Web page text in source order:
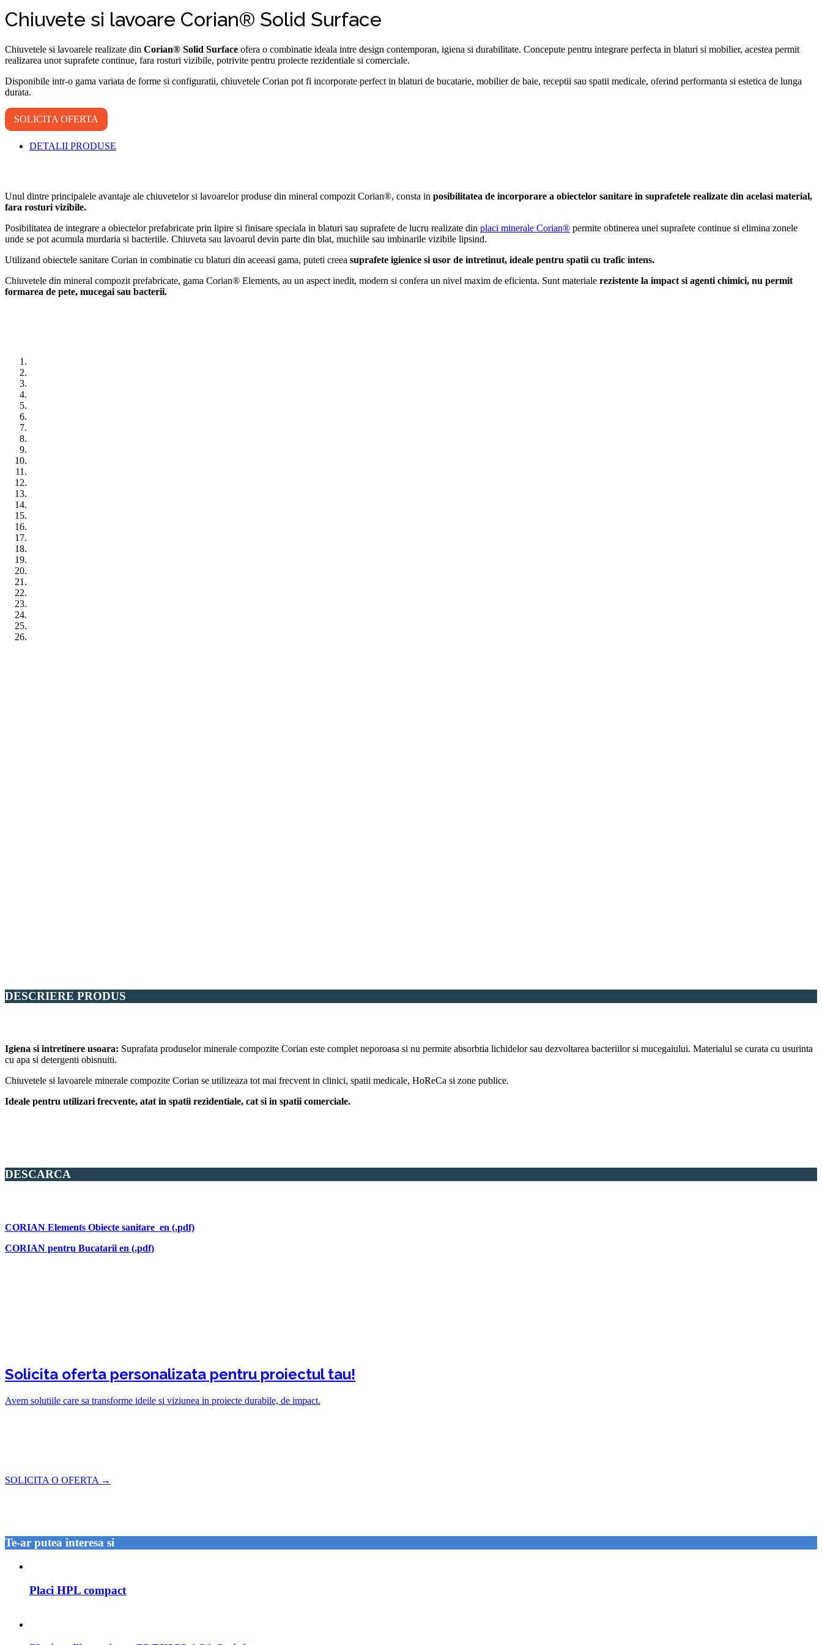
Chiuvete si lavoare Corian® Solid Surface
Chiuvetele si lavoarele realizate din Corian® Solid Surface ofera o combinatie ideala intre design contemporan, igiena si durabilitate. Concepute pentru integrare perfecta in blaturi si mobilier, acestea permit
realizarea unor suprafete continue, fara rosturi vizibile, potrivite pentru proiecte rezidentiale si comerciale.
Disponibile intr-o gama variata de forme si configuratii, chiuvetele Corian pot fi incorporate perfect in blaturi de bucatarie, mobilier de baie, receptii sau spatii medicale, oferind performanta si estetica de lunga
durata.
SOLICITA OFERTA
DETALII PRODUSE
Unul dintre principalele avantaje ale chiuvetelor si lavoarelor produse din mineral compozit Corian®, consta in posibilitatea de incorporare a obiectelor sanitare in suprafetele realizate din acelasi material,
fara rosturi vizibile.
Posibilitatea de integrare a obiectelor prefabricate prin lipire si finisare speciala in blaturi sau suprafete de lucru realizate din placi minerale Corian® permite obtinerea unei suprafete continue si elimina zonele
unde se pot acumula murdaria si bacteriile. Chiuveta sau lavoarul devin parte din blat, muchiile sau imbinarile vizibile lipsind.
Utilizand obiectele sanitare Corian in combinatie cu blaturi din aceeasi gama, puteti creea suprafete igienice si usor de intretinut, ideale pentru spatii cu trafic intens.
Chiuvetele din mineral compozit prefabricate, gama Corian® Elements, au un aspect inedit, modern si confera un nivel maxim de eficienta. Sunt materiale rezistente la impact si agenti chimici, nu permit
formarea de pete, mucegai sau bacterii.
DESCRIERE PRODUS
Igiena si intretinere usoara: Suprafata produselor minerale compozite Corian este complet neporoasa si nu permite absorbtia lichidelor sau dezvoltarea bacteriilor si mucegaiului. Materialul se curata cu usurinta
cu apa si detergenti obisnuiti.
Chiuvetele si lavoarele minerale compozite Corian se utilizeaza tot mai frecvent in clinici, spatii medicale, HoReCa si zone publice.
Ideale pentru utilizari frecvente, atat in spatii rezidentiale, cat si in spatii comerciale.
DESCARCA
CORIAN Elements Obiecte sanitare_en (.pdf)
CORIAN pentru Bucatarii en (.pdf)
Solicita oferta personalizata pentru proiectul tau!
Avem solutiile care sa transforme ideile si viziunea in proiecte durabile, de impact.
SOLICITA O OFERTA →
Te-ar putea interesa si
Placi HPL compact